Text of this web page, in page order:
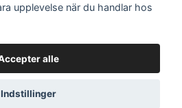
widgetby
upplevelse när du handlar hos
alle
Indstillinger